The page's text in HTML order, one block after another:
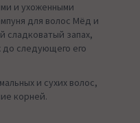
и ухоженными
для волос Мёд и
сладковатый запах,
до следующего его
и сухих волос,
корней.